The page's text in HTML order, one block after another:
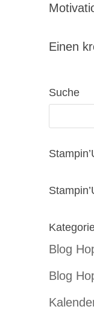
Einen
Suche
Blog
Blog